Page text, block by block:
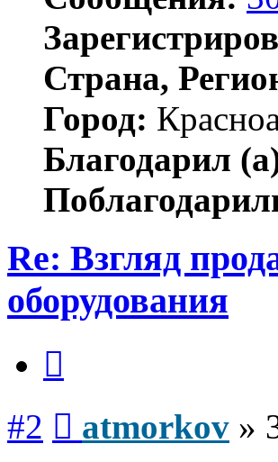
Страна,
Город:
Благодарил
Re: Взгляд
оборудования
#2 atmorkov »